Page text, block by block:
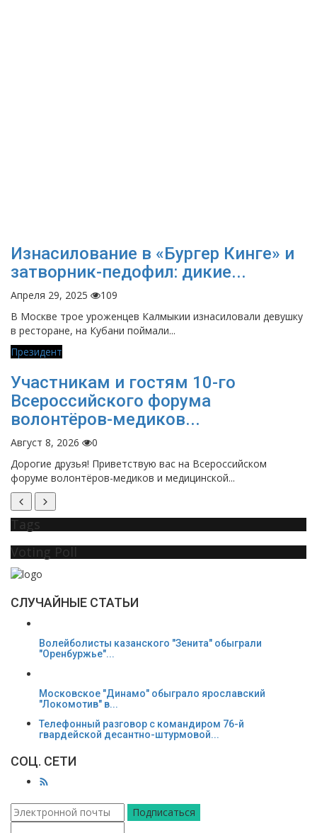
Изнасилование в «Бургер Кинге» и
затворник-педофил: дикие...
Апреля 29, 2025
109
В Москве трое уроженцев Калмыкии изнасиловали девушку
в ресторане, на Кубани поймали...
Президент
Участникам и гостям 10-го
Всероссийского форума
волонтёров-медиков...
Август 8, 2026
0
Дорогие друзья! Приветствую вас на Всероссийском
форуме волонтёров-медиков и медицинской...
Tags
Voting Poll
СЛУЧАЙНЫЕ СТАТЬИ
Волейболисты казанского "Зенита" обыграли
"Оренбуржье"...
Московское "Динамо" обыграло ярославский
"Локомотив" в...
Телефонный разговор с командиром 76-й
гвардейской десантно-штурмовой...
СОЦ. СЕТИ
Подписаться